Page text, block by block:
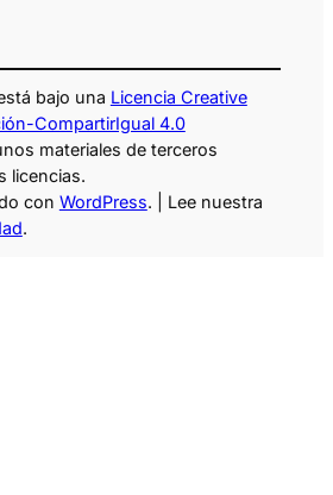
bajo una Licencia Creative
CompartirIgual 4.0
materiales de terceros
licencias.
con WordPress. | Lee nuestra
.